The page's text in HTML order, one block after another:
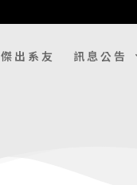
傑出系友 訊息公告